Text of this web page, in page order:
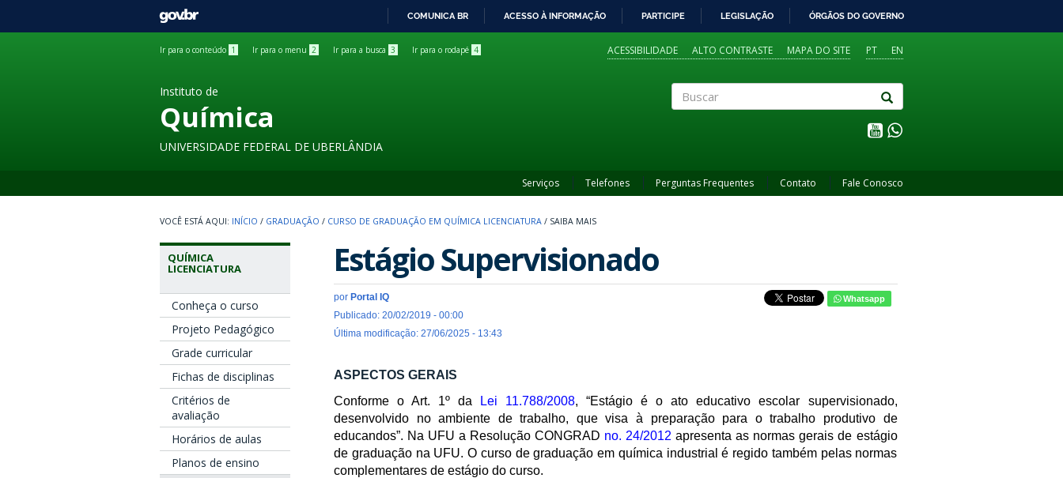
GOVBR
COMUNICA BR ACESSO À INFORMAÇÃO PARTICIPE LEGISLAÇÃO ÓRGÃOS DO GOVERNO
Ir para o conteúdo 1 Ir para o menu 2 Ir para a busca 3 Ir para o rodapé 4 PT EN
ACESSIBILIDADE ALTO CONTRASTE MAPA DO SITE
Instituto de
Química
UNIVERSIDADE FEDERAL DE UBERLÂNDIA
Serviços Telefones Perguntas Frequentes Contato Fale Conosco
INÍCIO / GRADUAÇÃO / CURSO DE GRADUAÇÃO EM QUÍMICA LICENCIATURA / SAIBA MAIS
QUÍMICA
LICENCIATURA
Conheça o curso
Projeto Pedagógico
Grade curricular
Fichas de disciplinas
Critérios de
avaliação
Horários de aulas
Planos de ensino
Estágio Supervisionado
por Portal IQ
Publicado: 20/02/2019 - 00:00
Última modificação: 27/06/2025 - 13:43
Whatsapp
ASPECTOS GERAIS
Conforme o Art. 1º da
Lei 11.788/2008, “Estágio é o ato educativo escolar supervisionado,
desenvolvido no ambiente de trabalho, que visa à preparação para o trabalho produtivo de
educandos”. Na UFU a Resolução CONGRAD no. 24/2012 apresenta as normas gerais de estágio
de graduação na UFU. O curso de graduação em química industrial é regido também pelas normas
complementares de estágio do curso.